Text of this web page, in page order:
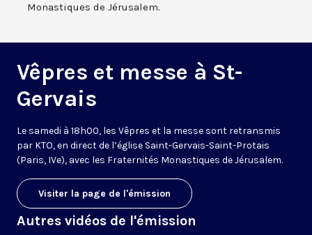
Monastiques de Jérusalem.
Vêpres et messe à St-
Gervais
Le samedi à 18h00, les Vêpres et la messe sont retransmis
par KTO, en direct de l’église Saint-Gervais-Saint-Protais
(Paris, IVe), avec les Fraternités Monastiques de Jérusalem.
Visiter la page de l'émission
Autres vidéos de l'émission